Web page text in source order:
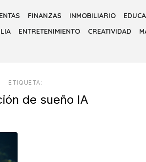
FINANZAS INMOBILIARIO
ENTRETENIMIENTO CREATIVIDAD
ETIQUETA:
de sueño IA